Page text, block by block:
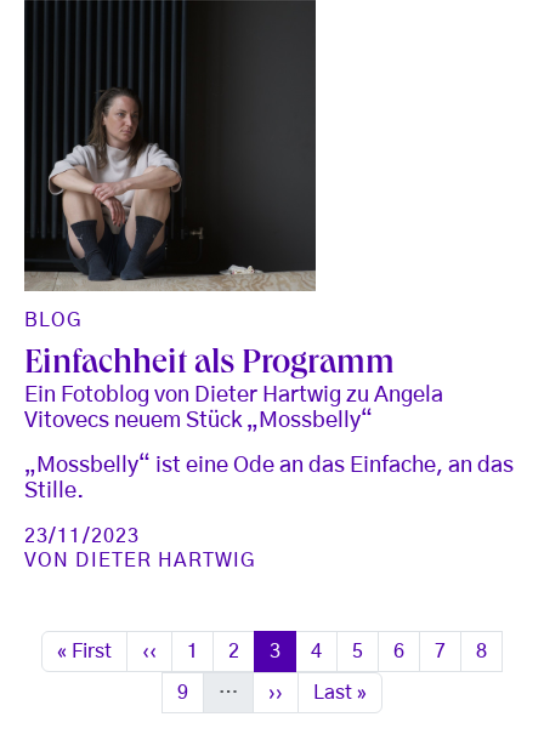
BLOG
Einfachheit als Programm
Ein Fotoblog von Dieter Hartwig zu Angela
Vitovecs neuem Stück „Mossbelly“
„Mossbelly“ ist eine Ode an das Einfache, an das
Stille.
23/11/2023
VON
DIETER HARTWIG
Seitennummerierung
Erste Seite
« First Vorherige Seite
‹‹ Seite
1 Seite
2 Seite
3 Seite
4 Seite
5 Seite
6 Seite
7 Seite
8
Seite
9 … Nächste Seite
›› Letzte Seite
Last »